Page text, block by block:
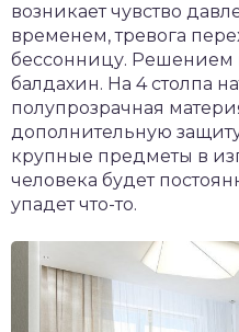
возникает чувство
временем, тревога
бессонницу. Решением
балдахин. На 4 столпа
полупрозрачная
дополнительную
крупные предметы в
человека будет
упадет что-то.